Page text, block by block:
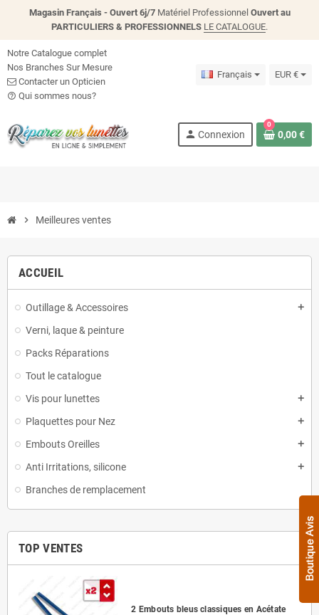
Magasin Français - Ouvert 6j/7Matériel Professionnel Ouvert au
PARTICULIERS & PROFESSIONNELS LE CATALOGUE.
Notre Catalogue complet
Nos Branches Sur Mesure
Contacter un Opticien
help_outline Qui sommes nous?
Français EUR €
person Connexion
0
0,00 €
chevron_right Meilleures ventes
ACCUEIL
Outillage & Accessoires add
Verni, laque & peinture
Packs Réparations
Tout le catalogue
Vis pour lunettes
add
Plaquettes pour Nez add
Embouts Oreilles add
Anti Irritations, silicone add
Branches de remplacement
TOP VENTES
2 Embouts bleus classiques en Acétate